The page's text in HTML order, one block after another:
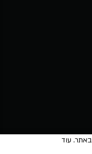
אתר זה עושה שימוש ב-cookies למטרות סטטיסטיקה, איפיון ושיווק, כדי לספק חווית גלישה טובה יותר וכדי להתאים את התוכן המוצג להעדפות שלך. יש לאשר את השימוש ב-cookies באתר. עוד